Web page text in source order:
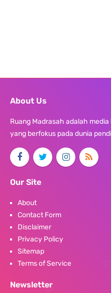
About Us
Ruang Madrasah adalah
yang berfokus pada dunia
Our Site
About
Contact Form
Disclaimer
Privacy Policy
Sitemap
Terms of Service
Newsletter